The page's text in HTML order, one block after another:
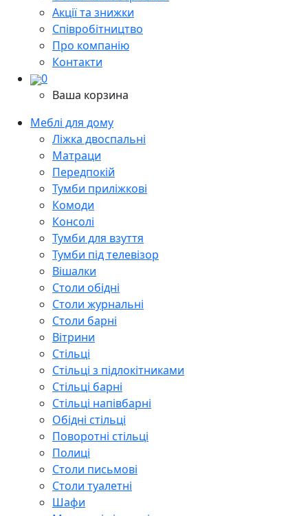
Акції та знижки
Cпівробітництво
Про компанію
Контакти
0
Ваша корзина
Меблі для дому
Ліжка двоспальні
Матраци
Передпокій
Тумби приліжкові
Комоди
Консолі
Тумби для взуття
Тумби під телевізор
Вішалки
Столи обідні
Столи журнальні
Столи барні
Вітрини
Стільці
Стільці з підлокітниками
Стільці барні
Стільці напівбарні
Обідні стільці
Поворотні стільці
Полиці
Столи письмові
Столи туалетні
Шафи